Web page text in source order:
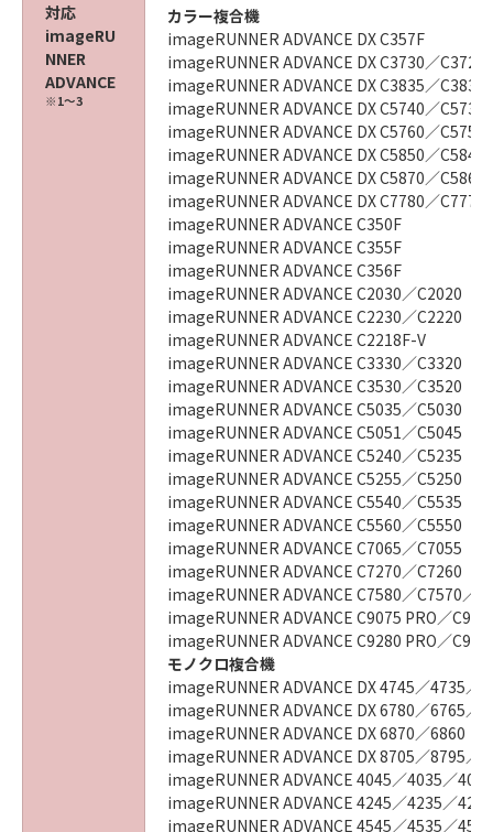
対応
imageRU
NNER
ADVANCE
※1～3
カラー複合機
imageRUNNER ADVANCE DX C357F
imageRUNNER ADVANCE DX C3730／C3720
imageRUNNER ADVANCE DX C3835／C3830
imageRUNNER ADVANCE DX C5740／C5735
imageRUNNER ADVANCE DX C5760／C5750
imageRUNNER ADVANCE DX C5850／C5840
imageRUNNER ADVANCE DX C5870／C5860
imageRUNNER ADVANCE DX C7780／C7770
imageRUNNER ADVANCE C350F
imageRUNNER ADVANCE C355F
imageRUNNER ADVANCE C356F
imageRUNNER ADVANCE C2030／C2020
imageRUNNER ADVANCE C2230／C2220
imageRUNNER ADVANCE C2218F-V
imageRUNNER ADVANCE C3330／C3320
imageRUNNER ADVANCE C3530／C3520
imageRUNNER ADVANCE C5035／C5030
imageRUNNER ADVANCE C5051／C5045
imageRUNNER ADVANCE C5240／C5235
imageRUNNER ADVANCE C5255／C5250
imageRUNNER ADVANCE C5540／C5535
imageRUNNER ADVANCE C5560／C5550
imageRUNNER ADVANCE C7065／C7055
imageRUNNER ADVANCE C7270／C7260
imageRUNNER ADVANCE C7580／C7570／
imageRUNNER ADVANCE C9075 PRO／
imageRUNNER ADVANCE C9280 PRO／
モノクロ複合機
imageRUNNER ADVANCE DX 4745／4735／
imageRUNNER ADVANCE DX 6780／6765／
imageRUNNER ADVANCE DX 6870／6860
imageRUNNER ADVANCE DX 8705／8795／
imageRUNNER ADVANCE 4045／4035／4025
imageRUNNER ADVANCE 4245／4235／4225
imageRUNNER ADVANCE 4545／4535／4525